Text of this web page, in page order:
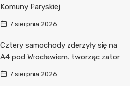
Komuny Paryskiej
7 sierpnia 2026
Cztery samochody zderzyły się na
A4 pod Wrocławiem, tworząc zator
7 sierpnia 2026